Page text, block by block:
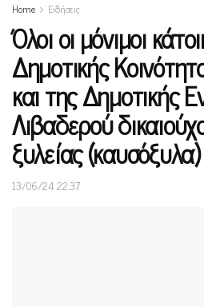
Home Ειδήσεις
Όλοι οι μόνιμοι
Δημοτικής
και της Δημοτικής
Λιβαδερού
ξυλείας (καυσόξυλα)
13/06/24 22:37